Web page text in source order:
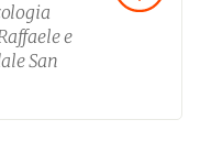
e
San